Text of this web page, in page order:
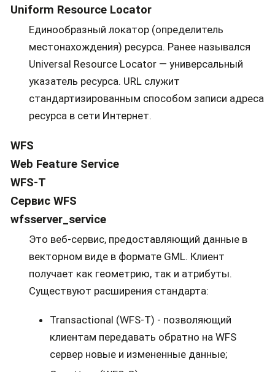
Uniform Resource Locator
Eдинообразный локатор (определитель
местонахождения) ресурса. Ранее назывался
Universal Resource Locator — универсальный
указатель ресурса. URL служит
стандартизированным способом записи адреса
ресурса в сети Интернет.
WFS
Web Feature Service
WFS-T
Сервис WFS
wfsserver_service
Это веб-сервис, предоставляющий данные в
векторном виде в формате GML. Клиент
получает как геометрию, так и атрибуты.
Существуют расширения стандарта:
Transactional (WFS-T) - позволяющий
клиентам передавать обратно на WFS
сервер новые и измененные данные;